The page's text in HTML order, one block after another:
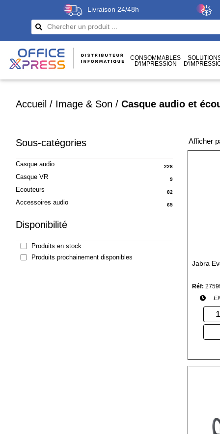
Livraison 24/48h
CONSOMMABLES
D'IMPRESSION
Accueil / Image & Son / Casque audio et
Sous-catégories
Casque audio 228
Casque VR 9
Ecouteurs 82
Accessoires audio 65
Disponibilité
Produits en stock
Produits prochainement disponibles
Afficher
Jabra
Réf: